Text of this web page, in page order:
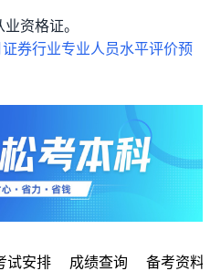
资格证。
券行业专业人员水平评价预
试安排 成绩查询 备考资料